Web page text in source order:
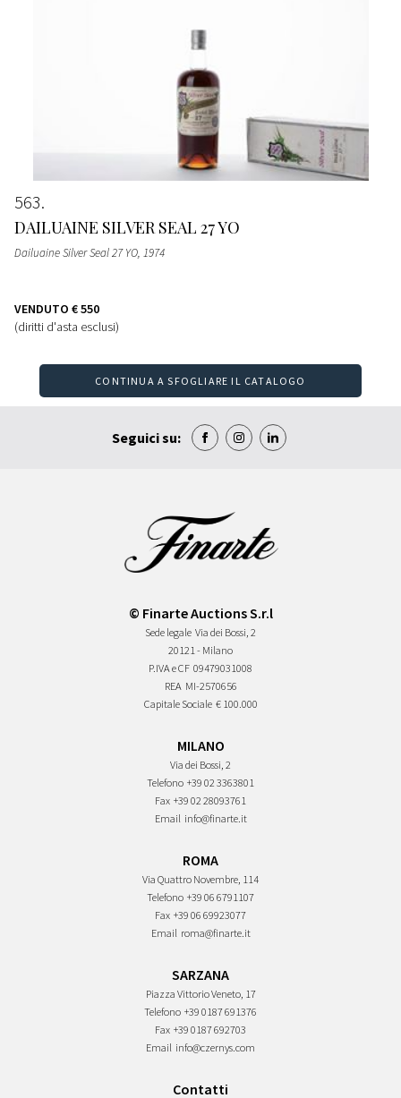
563
DAILUAINE SILVER SEAL 27 YO
Dailuaine Silver Seal 27 YO, 1974
VENDUTO € 550
(diritti d'asta esclusi)
CONTINUA A SFOGLIARE IL CATALOGO
Seguici su:
© Finarte Auctions S.r.l
Sede legale Via dei Bossi, 2
20121 - Milano
P.IVA e CF 09479031008
REA MI-2570656
Capitale Sociale € 100.000
MILANO
Via dei Bossi, 2
Telefono +39 02 3363801
Fax +39 02 28093761
Email info@finarte.it
ROMA
Via Quattro Novembre, 114
Telefono +39 06 6791107
Fax +39 06 69923077
Email roma@finarte.it
SARZANA
Piazza Vittorio Veneto, 17
Telefono +39 0187 691376
Fax +39 0187 692703
Email info@czernys.com
Contatti